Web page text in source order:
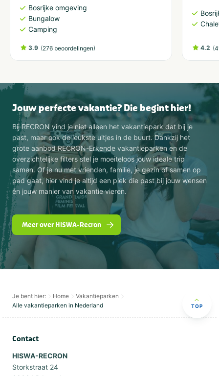
Bosrijke omgeving
Bungalow
Camping
3.9 (276 beoordelingen) 4.2 (
Jouw perfecte vakantie? Die begint hier!
Bij RECRON vind je niet alleen het vakantiepark dat bij je
past, maar ook de leukste uitjes in de buurt. Dankzij het
grote aanbod RECRON-Erkende vakantieparken en de
overzichtelijke filters stel je moeiteloos jouw ideale trip
samen. Of je nu met vrienden, familie, je gezin of samen op
pad gaat, hier vind je altijd een plek die past bij jouw wensen
én jouw manier van vakantie vieren.
Meer over HISWA-Recron
Je bent hier: Home
Vakantieparken
Alle vakantieparken in Nederland
TOP
Contact
HISWA-RECRON
Storkstraat 24